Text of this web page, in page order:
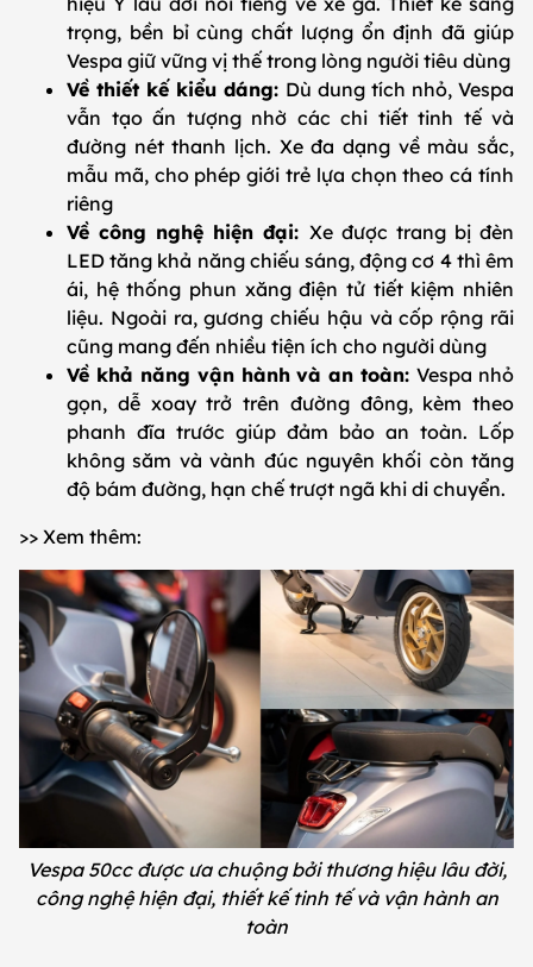
trọng, bền bỉ cùng chất lượng ổn định đã giúp
Vespa giữ vững vị thế trong lòng người tiêu dùng
Về thiết kế kiểu dáng: Dù dung tích nhỏ, Vespa
vẫn tạo ấn tượng nhờ các chi tiết tinh tế và
đường nét thanh lịch. Xe đa dạng về màu sắc,
mẫu mã, cho phép giới trẻ lựa chọn theo cá tính
riêng
Về công nghệ hiện đại: Xe được trang bị đèn
LED tăng khả năng chiếu sáng, động cơ 4 thì êm
ái, hệ thống phun xăng điện tử tiết kiệm nhiên
liệu. Ngoài ra, gương chiếu hậu và cốp rộng rãi
cũng mang đến nhiều tiện ích cho người dùng
Về khả năng vận hành và an toàn:Vespa nhỏ
gọn, dễ xoay trở trên đường đông, kèm theo
phanh đĩa trước giúp đảm bảo an toàn. Lốp
không săm và vành đúc nguyên khối còn tăng
độ bám đường, hạn chế trượt ngã khi di chuyển.
>> Xem thêm:
Vespa 50cc được ưa chuộng bởi thương hiệu lâu đời,
công nghệ hiện đại, thiết kế tinh tế và vận hành an
toàn